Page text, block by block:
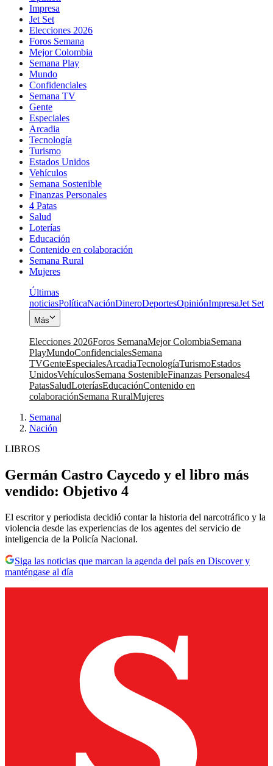
Impresa
Jet Set
Elecciones 2026
Foros Semana
Mejor Colombia
Semana Play
Mundo
Confidenciales
Semana TV
Gente
Especiales
Arcadia
Tecnología
Turismo
Estados Unidos
Vehículos
Semana Sostenible
Finanzas Personales
4 Patas
Salud
Loterías
Educación
Contenido en colaboración
Semana Rural
Mujeres
Últimas
noticiasPolíticaNaciónDineroDeportesOpiniónImpresaJet Set
Más
Elecciones 2026Foros SemanaMejor ColombiaSemana
PlayMundoConfidencialesSemana
TVGenteEspecialesArcadiaTecnologíaTurismoEstados
UnidosVehículosSemana SostenibleFinanzas Personales4
PatasSaludLoteríasEducaciónContenido en
colaboraciónSemana RuralMujeres
Semana|
Nación
LIBROS
Germán Castro Caycedo y el libro más
vendido: Objetivo 4
El escritor y periodista decidió contar la historia del narcotráfico y la
violencia desde las experiencias de los agentes del servicio de
inteligencia de la Policía Nacional.
Siga las noticias que marcan la agenda del país en Discover y
manténgase al día